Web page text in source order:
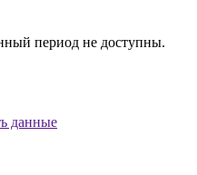
период не доступны.
данные